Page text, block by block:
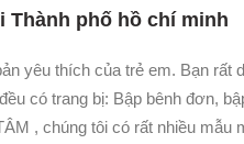
Thành phố hồ chí minh
yêu thích của trẻ em. Bạn
có trang bị: Bập bênh đơn,
, chúng tôi có rất nhiều